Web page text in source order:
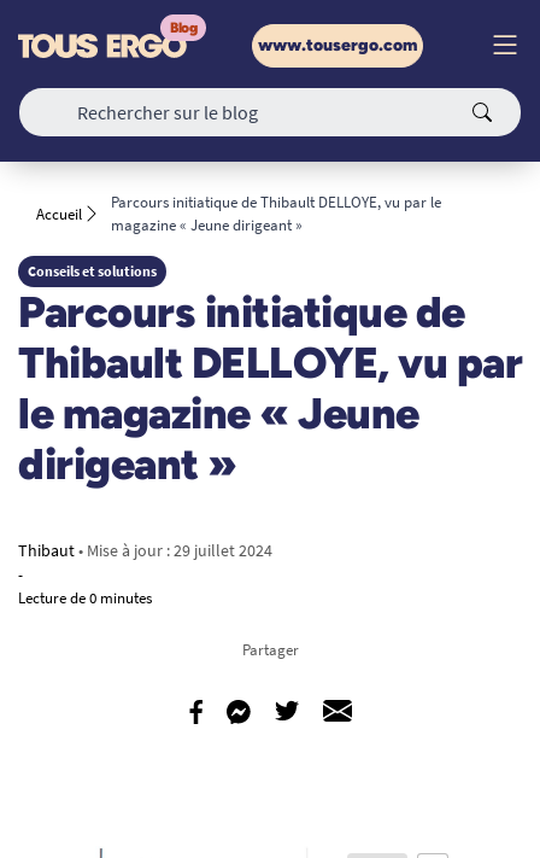
www.tousergo.com
Accueil
Parcours initiatique de Thibault DELLOYE, vu par le
magazine « Jeune dirigeant »
Conseils et solutions
Parcours initiatique de
Thibault DELLOYE, vu par
le magazine « Jeune
dirigeant »
Thibaut• Mise à jour :29 juillet 2024
-
Lecture de 0 minutes
Partager